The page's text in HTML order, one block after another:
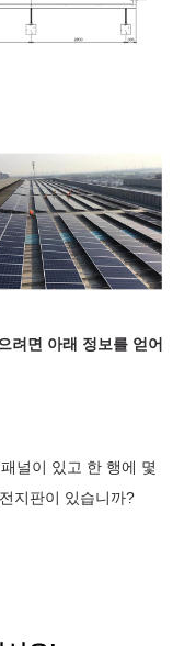
려면 아래 정보를 얻어
이 있고 한 행에 몇
지판이 있습니까?